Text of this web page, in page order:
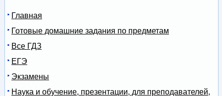
Главная
Готовые домашние задания по предметам
Все ГДЗ
ЕГЭ
Экзамены
Наука и обучение, презентации, для преподавателей,